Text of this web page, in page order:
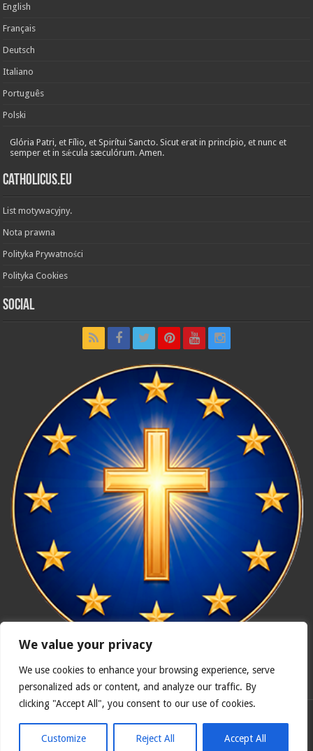
We value your privacy
We use cookies to enhance your browsing experience, serve
personalized ads or content, and analyze our traffic. By
clicking "Accept All", you consent to our use of cookies.
Customize Reject All Accept All
English
Français
Deutsch
Italiano
Português
Polski
Glória Patri, et Fílio, et Spirítui Sancto. Sicut erat in princípio, et nunc et
semper et in sǽcula sæculórum. Amen.
Catholicus.eu
List motywacyjny.
Nota prawna
Polityka Prywatności
Polityka Cookies
Social
In nómine Patris, et Fílii, et Spíritus Sancti. Amen.